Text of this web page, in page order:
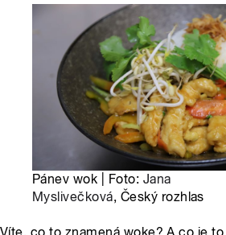
Pánev wok | Foto: Jana
Myslivečková, Český rozhlas